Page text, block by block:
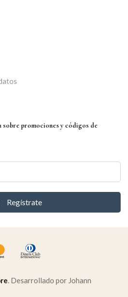
promociones y códigos de
Regístrate
. Desarrollado por Johann